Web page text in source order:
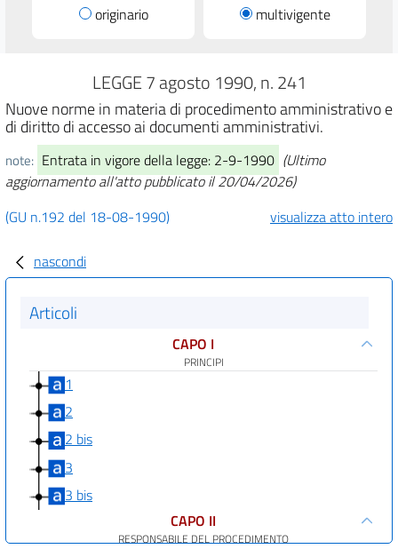
originario multivigente
LEGGE 7 agosto 1990, n. 241
Nuove norme in materia di procedimento amministrativo e
di diritto di accesso ai documenti amministrativi.
note: Entrata in vigore della legge: 2-9-1990 (Ultimo
aggiornamento all'atto pubblicato il 20/04/2026)
(GU n.192 del 18-08-1990)
visualizza atto intero
nascondi
Articoli
CAPO I
PRINCIPI
1
2
2 bis
3
3 bis
CAPO II
RESPONSABILE DEL PROCEDIMENTO